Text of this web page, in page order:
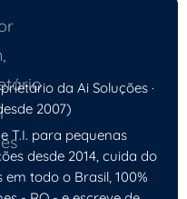
da Ai Soluções ·
2007)
T.I. para pequenas
desde 2014, cuida do
todo o Brasil, 100%